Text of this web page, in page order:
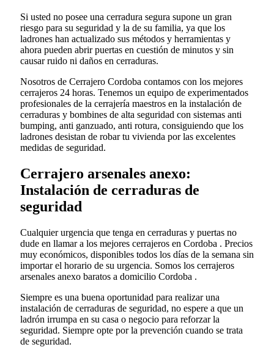
Si usted no posee una cerradura segura supone un gran
riesgo para su seguridad y la de su familia, ya que los
ladrones han actualizado sus métodos y herramientas y
ahora pueden abrir puertas en cuestión de minutos y sin
causar ruido ni daños en cerraduras.
Nosotros de Cerrajero Cordoba contamos con los mejores
cerrajeros 24 horas. Tenemos un equipo de experimentados
profesionales de la cerrajería maestros en la instalación de
cerraduras y bombines de alta seguridad con sistemas anti
bumping, anti ganzuado, anti rotura, consiguiendo que los
ladrones desistan de robar tu vivienda por las excelentes
medidas de seguridad.
Cerrajero arsenales anexo:
Instalación de cerraduras de
seguridad
Cualquier urgencia que tenga en cerraduras y puertas no
dude en llamar a los mejores cerrajeros en Cordoba . Precios
muy económicos, disponibles todos los días de la semana sin
importar el horario de su urgencia. Somos los cerrajeros
arsenales anexo baratos a domicilio Cordoba .
Siempre es una buena oportunidad para realizar una
instalación de cerraduras de seguridad, no espere a que un
ladrón irrumpa en su casa o negocio para reforzar la
seguridad. Siempre opte por la prevención cuando se trata
de seguridad.